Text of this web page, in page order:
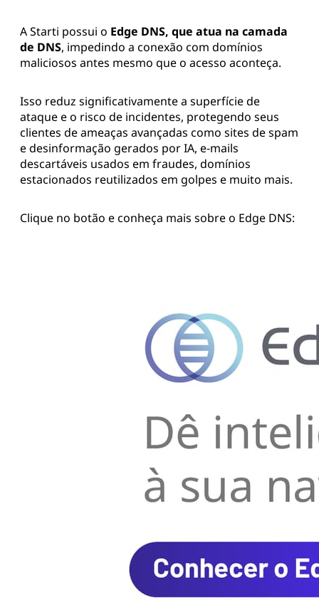
A Starti possui o Edge DNS, que atua na camada
de DNS, impedindo a conexão com domínios
maliciosos antes mesmo que o acesso aconteça.
Isso reduz significativamente a superfície de
ataque e o risco de incidentes, protegendo seus
clientes de ameaças avançadas como sites de spam
e desinformação gerados por IA, e-mails
descartáveis usados em fraudes, domínios
estacionados reutilizados em golpes e muito mais.
Clique no botão e conheça mais sobre o Edge DNS: